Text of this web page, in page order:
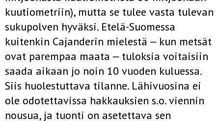
kuutiometriin), mutta se tulee vasta tulevan
sukupolven hyväksi. Etelä-Suomessa
kuitenkin Cajanderin mielestä ‒ kun metsät
ovat parempaa maata ‒ tuloksia voitaisiin
saada aikaan jo noin 10 vuoden kuluessa.
Siis huolestuttava tilanne. Lähivuosina ei
ole odotettavissa hakkauksien s.o. viennin
nousua, ja tuonti on asetettava sen